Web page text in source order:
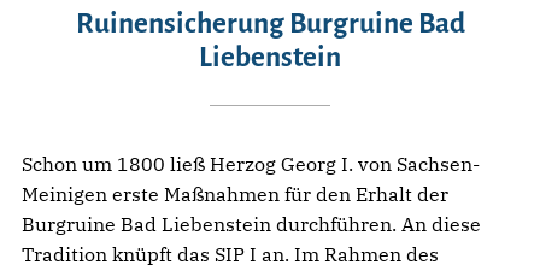
Ruinensicherung Burgruine Bad
Liebenstein
Schon um 1800 ließ Herzog Georg I. von Sachsen-
Meinigen erste Maßnahmen für den Erhalt der
Burgruine Bad Liebenstein durchführen. An diese
Tradition knüpft das SIP I an. Im Rahmen des